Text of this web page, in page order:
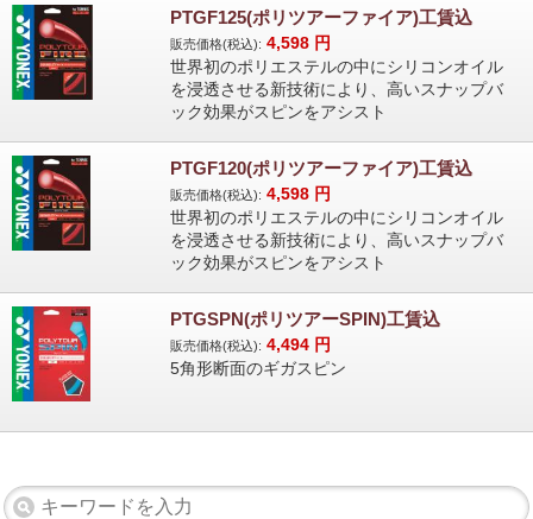
PTGF125(ポリツアーファイア)工賃込
販売価格(税込): 4,598 円
世界初のポリエステルの中にシリコンオイル
を浸透させる新技術により、高いスナップバ
ック効果がスピンをアシスト
PTGF120(ポリツアーファイア)工賃込
販売価格(税込): 4,598 円
世界初のポリエステルの中にシリコンオイル
を浸透させる新技術により、高いスナップバ
ック効果がスピンをアシスト
PTGSPN(ポリツアーSPIN)工賃込
販売価格(税込): 4,494 円
5角形断面のギガスピン